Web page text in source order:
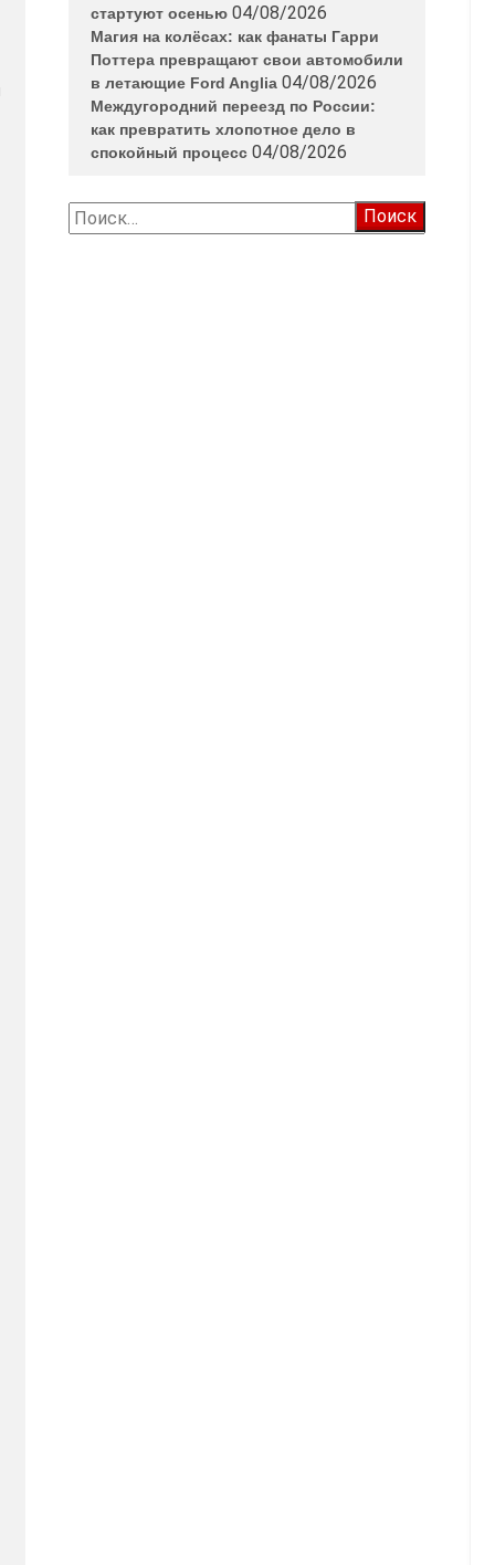
стартуют осенью 04/08/2026
Магия на колёсах: как фанаты Гарри
Поттера превращают свои автомобили
в летающие Ford Anglia 04/08/2026
Междугородний переезд по России:
как превратить хлопотное дело в
спокойный процесс 04/08/2026
Найти: